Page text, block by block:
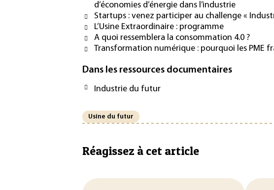
d’économies d’énergie dans l’industrie
Startups : venez participer au challenge «
L’Usine Extraordinaire : programme
A quoi ressemblera la consommation 4.0 ?
Transformation numérique : pourquoi les PME
Dans les ressources documentaires
Industrie du futur
Usine du futur
Réagissez à cet article